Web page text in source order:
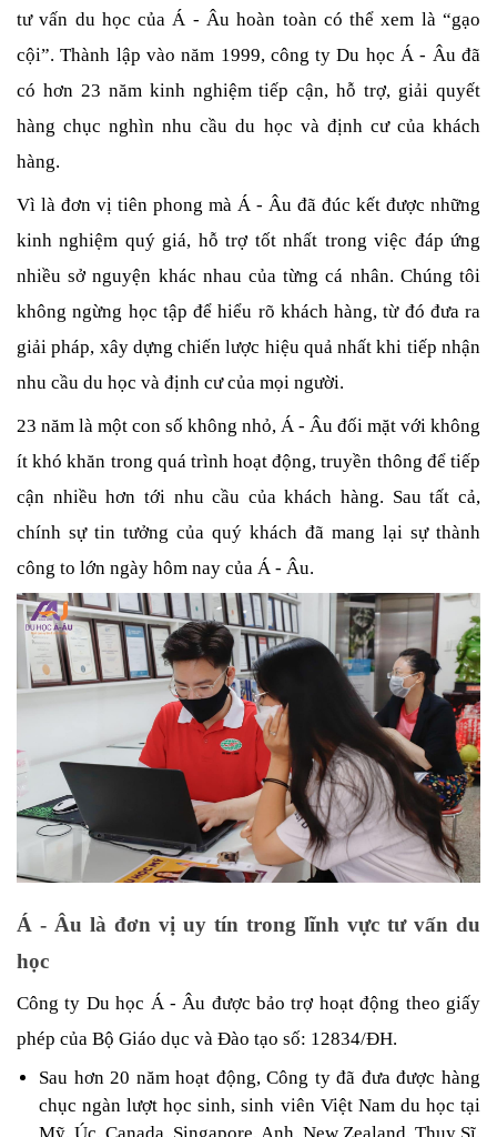
tư vấn du học của Á - Âu hoàn toàn có thể xem là “gạo
cội”. Thành lập vào năm 1999, công ty Du học Á - Âu đã
có hơn 23 năm kinh nghiệm tiếp cận, hỗ trợ, giải quyết
hàng chục nghìn nhu cầu du học và định cư của khách
hàng.
Vì là đơn vị tiên phong mà Á - Âu đã đúc kết được những
kinh nghiệm quý giá, hỗ trợ tốt nhất trong việc đáp ứng
nhiều sở nguyện khác nhau của từng cá nhân. Chúng tôi
không ngừng học tập để hiểu rõ khách hàng, từ đó đưa ra
giải pháp, xây dựng chiến lược hiệu quả nhất khi tiếp nhận
nhu cầu du học và định cư của mọi người.
23 năm là một con số không nhỏ, Á - Âu đối mặt với không
ít khó khăn trong quá trình hoạt động, truyền thông để tiếp
cận nhiều hơn tới nhu cầu của khách hàng. Sau tất cả,
chính sự tin tưởng của quý khách đã mang lại sự thành
công to lớn ngày hôm nay của Á - Âu.
Á - Âu là đơn vị uy tín trong lĩnh vực tư vấn du
học
Công ty Du học Á - Âu được bảo trợ hoạt động theo giấy
phép của Bộ Giáo dục và Đào tạo số: 12834/ĐH.
Sau hơn 20 năm hoạt động, Công ty đã đưa được hàng
chục ngàn lượt học sinh, sinh viên Việt Nam du học tại